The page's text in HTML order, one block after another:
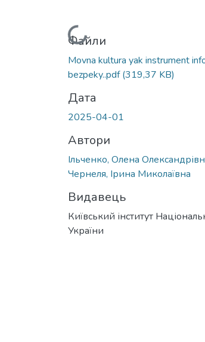
Вантажиться...
Файли
Movna kultura yak instrument
bezpeky..pdf(319,37 KB)
Дата
2025-04-01
Автори
Ільченко, Олена
Чернеля, Ірина Миколаївна
Видавець
Київський інститут
України